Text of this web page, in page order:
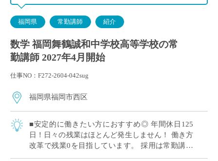
福岡県 常勤講師 紹介
数学 福岡舞鶴誠和中学校高等学校の常
勤講師 2027年4月開始
仕事NO：F272-2604-042sug
福岡県福岡市西区
■安定的に働きたい方におすすめ◎ 年間休日125
日！日々の残業はほとんど発生しません！ 働き方
改革で残業0を目指しています。 採用は常勤講師